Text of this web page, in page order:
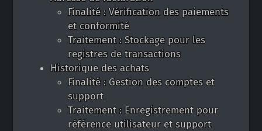
Finalité : Vérification des paiements
et conformité
Traitement : Stockage pour les
registres de transactions
Historique des achats
Finalité : Gestion des comptes et
support
Traitement : Enregistrement pour
référence utilisateur et support